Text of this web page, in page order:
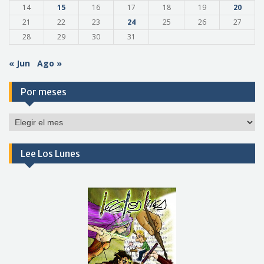
14 15 16 17 18 19
20
21
22 23 24 25 26
27
28
29 30 31
« Jun Ago »
Por meses
Por
Lee Los Lunes